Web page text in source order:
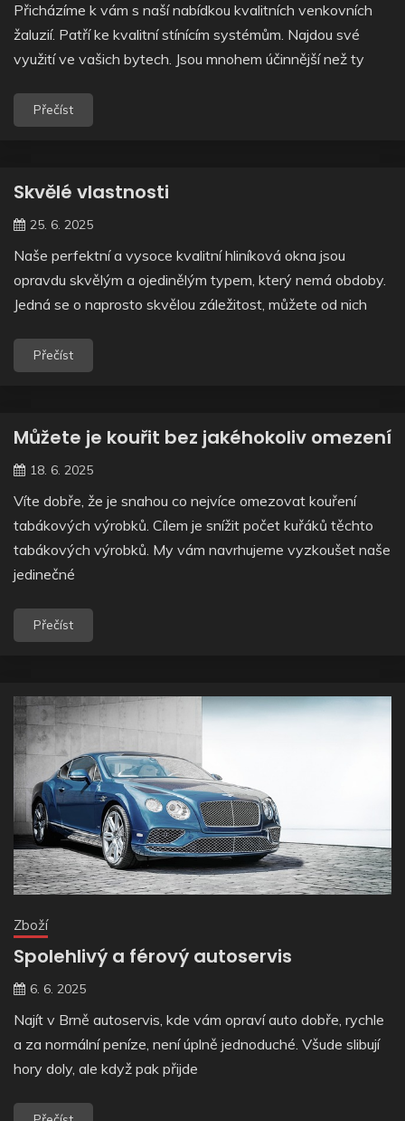
Přicházíme k vám s naší nabídkou kvalitních venkovních
žaluzií. Patří ke kvalitní stínícím systémům. Najdou své
využití ve vašich bytech. Jsou mnohem účinnější než ty
Přečíst
Skvělé vlastnosti
25. 6. 2025
Naše perfektní a vysoce kvalitní hliníková okna jsou
opravdu skvělým a ojedinělým typem, který nemá obdoby.
Jedná se o naprosto skvělou záležitost, můžete od nich
Přečíst
Můžete je kouřit bez jakéhokoliv omezení
18. 6. 2025
Víte dobře, že je snahou co nejvíce omezovat kouření
tabákových výrobků. Cílem je snížit počet kuřáků těchto
tabákových výrobků. My vám navrhujeme vyzkoušet naše
jedinečné
Přečíst
Zboží
Spolehlivý a férový autoservis
6. 6. 2025
Najít v Brně autoservis, kde vám opraví auto dobře, rychle
a za normální peníze, není úplně jednoduché. Všude slibují
hory doly, ale když pak přijde